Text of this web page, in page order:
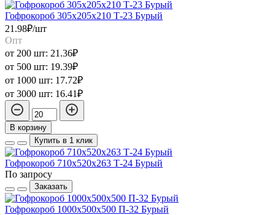
Гофрокороб 305х205х210 Т-23 Бурый
21.98₽/шт
Опт
от 200 шт: 21.36₽
от 500 шт: 19.39₽
от 1000 шт: 17.72₽
от 3000 шт: 16.41₽
В корзину
Купить в 1 клик
Гофрокороб 710х520х263 Т-24 Бурый
По запросу
Заказать
Гофрокороб 1000х500х500 П-32 Бурый